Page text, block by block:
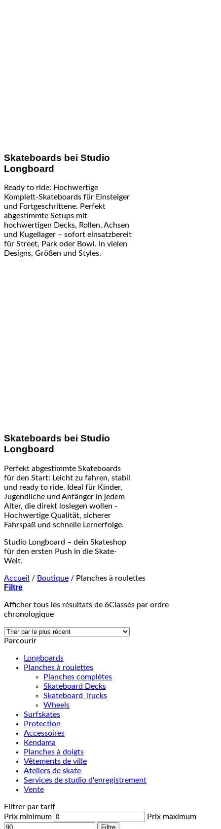
Skateboards bei Studio
Longboard
Ready to ride: Hochwertige
Komplett-Skateboards für Einsteiger
und Fortgeschrittene. Perfekt
abgestimmte Setups mit
hochwertigen Decks, Rollen, Achsen
und Kugellager – sofort einsatzbereit
für Street, Park oder Bowl. In vielen
Designs, Größen und Styles.
Skateboards bei Studio
Longboard
Perfekt abgestimmte Skateboards
für den Start: Leicht zu fahren, stabil
und ready to ride. Ideal für Kinder,
Jugendliche und Anfänger in jedem
Alter, die direkt loslegen wollen -
Hochwertige Qualität, sicherer
Fahrspaß und schnelle Lernerfolge.
Studio Longboard – dein Skateshop
für den ersten Push in die Skate-
Welt.
Accueil / Boutique / Planches à roulettes
Filtre
Afficher tous les résultats de 6Classés par ordre
chronologique
Parcourir
Longboards
Planches à roulettes
Planches complètes
Skateboard Decks
Skateboard Trucks
Wheels
Surfskates
Protection
Accessoires
Kendama
Planches à doigts
Vêtements de ville
Ateliers de skate
Services de studio d'enregistrement
Vente
Filtrer par tarif
Prix minimum
Prix maximum
Filtre